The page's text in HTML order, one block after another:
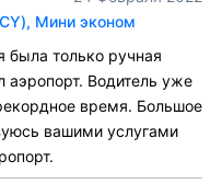
Мини эконом
была только ручная
аэропорт. Водитель уже
время. Большое
вашими услугами